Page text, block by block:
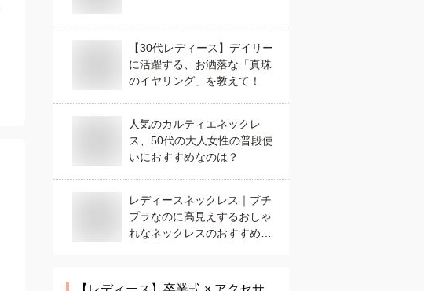
【30代レディース】デイリー
に活躍する、お洒落な「真珠
のイヤリング」を教えて！
人気のカルティエネックレ
ス、50代の大人女性の普段使
いにおすすめなのは？
レディースネックレス｜プチ
プラなのに高見えするおしゃ
れなネックレスのおすすめ